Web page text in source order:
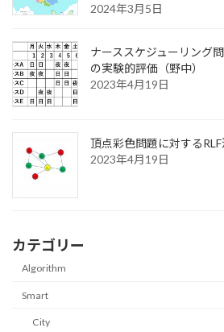
2024年3月5日
ナーススケジューリング
の実験的評価（野中）
2023年4月19日
頂点彩色問題に対するRLF
2023年4月19日
カテゴリー
Algorithm
Smart
City